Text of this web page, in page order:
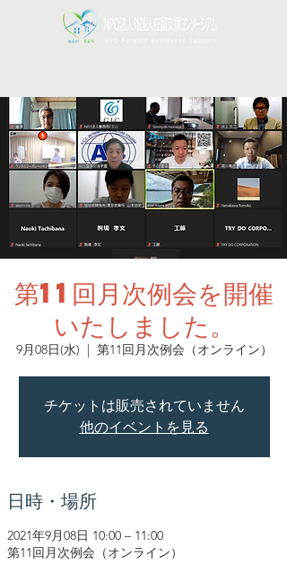
第11回月次例会を開催
いたしました。
9月08日(水)
  |
第11回月次例会（オンライン）
チケットは販売されていません
他のイベントを見る
日時・場所
2021年9月08日 10:00 – 11:00
第11回月次例会（オンライン）